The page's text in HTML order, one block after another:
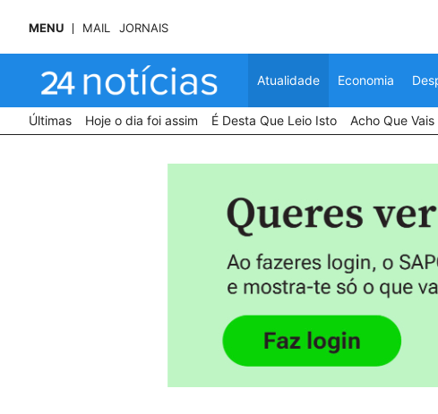
MENU MAIL JORNAIS
Atualidade Economia
Últimas Hoje o dia foi assim É Desta Que Leio Isto Acho Que